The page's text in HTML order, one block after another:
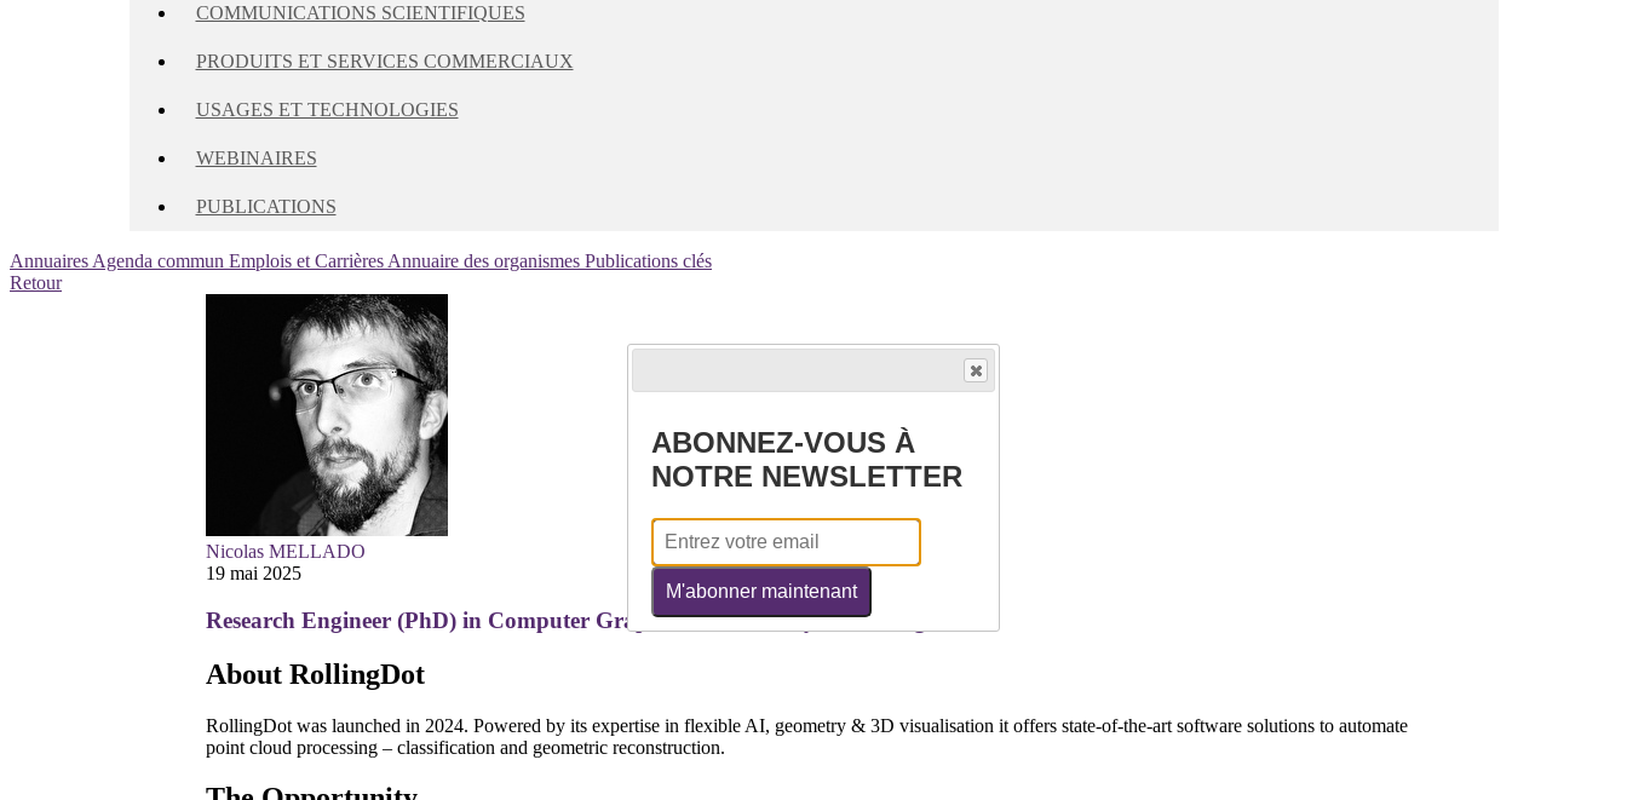
COMMUNICATIONS SCIENTIFIQUES
PRODUITS ET SERVICES COMMERCIAUX
USAGES ET TECHNOLOGIES
WEBINAIRES
PUBLICATIONS
Annuaires Agenda commun Emplois et Carrières Annuaire des organismes Publications clés
Retour
Nicolas MELLADO
19 mai 2025
Research Engineer (PhD) in Computer Graphics & Geometry Processing
About RollingDot
RollingDot was launched in 2024. Powered by its expertise in flexible AI, geometry & 3D visualisation it offers state-of-the-art software solutions to automate
point cloud processing – classification and geometric reconstruction.
ABONNEZ-VOUS À
NOTRE NEWSLETTER
M'abonner maintenant